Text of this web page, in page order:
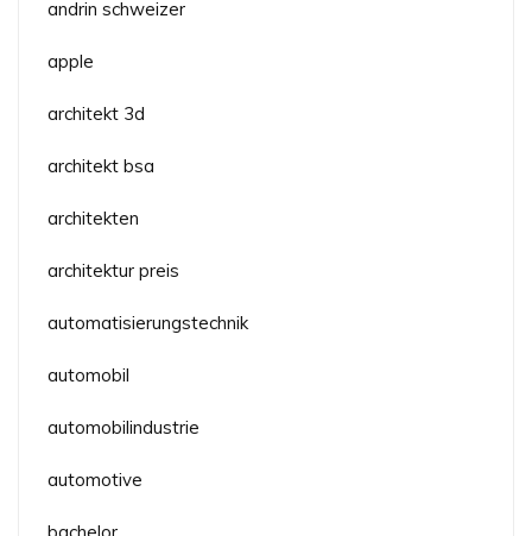
andrin schweizer
apple
architekt 3d
architekt bsa
architekten
architektur preis
automatisierungstechnik
automobil
automobilindustrie
automotive